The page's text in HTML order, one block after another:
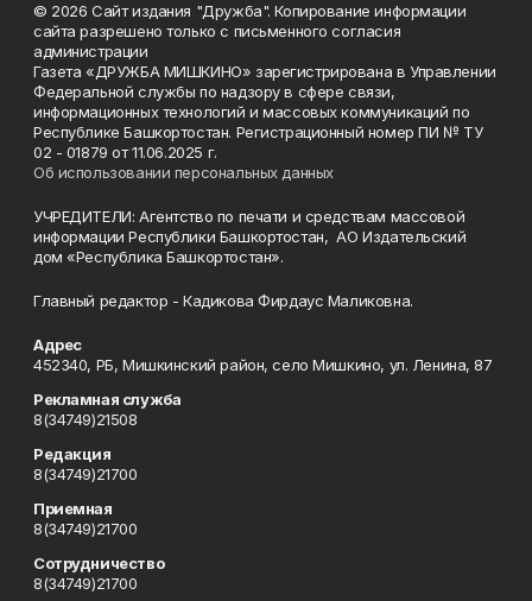
© 2026 Сайт издания "Дружба". Копирование информации
сайта разрешено только с письменного согласия
администрации
Газета «ДРУЖБА МИШКИНО» зарегистрирована в Управлении
Федеральной службы по надзору в сфере связи,
информационных технологий и массовых коммуникаций по
Республике Башкортостан. Регистрационный номер ПИ № ТУ
02 - 01879 от 11.06.2025 г.
Об использовании персональных данных
УЧРЕДИТЕЛИ: Агентство по печати и средствам массовой
информации Республики Башкортостан, АО Издательский
дом «Республика Башкортостан».
Главный редактор - Кадикова Фирдаус Маликовна.
Адрес
452340, РБ, Мишкинский район, село Мишкино, ул. Ленина, 87
Рекламная служба
8(34749)21508
Редакция
8(34749)21700
Приемная
8(34749)21700
Сотрудничество
8(34749)21700